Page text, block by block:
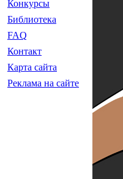
Конкурсы
Библиотека
FAQ
Контакт
Карта сайта
Реклама на сайте